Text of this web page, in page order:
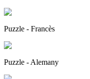
Puzzle - Francès
Puzzle - Alemany